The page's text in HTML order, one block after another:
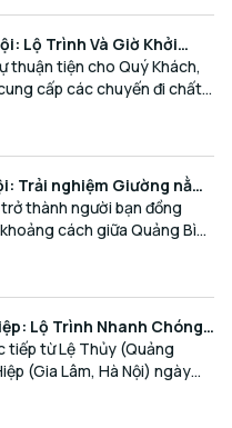
Lộ Trình Và Giờ Khởi
thuận tiện cho Quý Khách,
cấp các chuyến đi chất
trình linh hoạt mỗi ngày.
Trải nghiệm Giường nằm
nơithành người bạn đồng
cách giữa Quảng Bình
dịch vụ chuẩn mực.
Lộ Trình Nhanh Chóng,
tiếp từ Lệ Thủy (Quảng
(Gia Lâm, Hà Nội) ngày
với các hành khách có
doanh và mua sắm.